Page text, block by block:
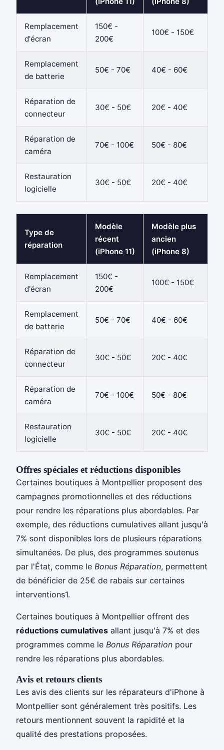
Remplacement
d'écran
150€ -
200€
100€ - 150€
Remplacement
de batterie
50€ - 70€ 40€ - 60€
Réparation de
connecteur
30€ - 50€ 20€ - 40€
Réparation de
caméra
70€ - 100€ 50€ - 80€
Restauration
logicielle
30€ - 50€ 20€ - 40€
Type de
réparation
Modèle
récent
(iPhone 11)
Modèle plus
ancien
(iPhone 8)
Remplacement
d'écran
150€ -
200€
100€ - 150€
Remplacement
de batterie
50€ - 70€ 40€ - 60€
Réparation de
connecteur
30€ - 50€ 20€ - 40€
Réparation de
caméra
70€ - 100€ 50€ - 80€
Restauration
logicielle
30€ - 50€ 20€ - 40€
Offres spéciales et réductions disponibles
Certaines boutiques à Montpellier proposent des
campagnes promotionnelles et des réductions
pour rendre les réparations plus abordables. Par
exemple, des réductions cumulatives allant jusqu'à
7% sont disponibles lors de plusieurs réparations
simultanées. De plus, des programmes soutenus
par l'État, comme le Bonus Réparation, permettent
de bénéficier de 25€ de rabais sur certaines
interventions1.
Certaines boutiques à Montpellier offrent des
réductions cumulatives allant jusqu'à 7% et des
programmes comme le Bonus Réparation pour
rendre les réparations plus abordables.
Avis et retours clients
Les avis des clients sur les réparateurs d'iPhone à
Montpellier sont généralement très positifs. Les
retours mentionnent souvent la rapidité et la
qualité des prestations proposées.